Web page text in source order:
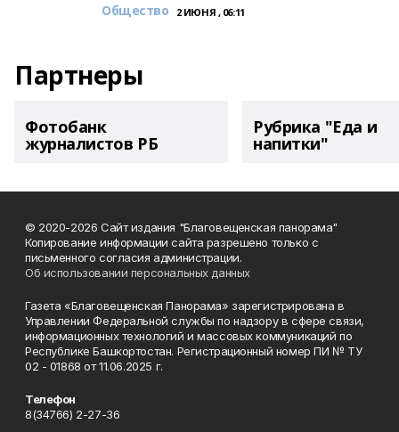
Общество 2 ИЮНЯ , 06:11
Партнеры
Фотобанк
журналистов РБ
Рубрика "Еда и
напитки"
© 2020-2026 Сайт издания "Благовещенская панорама"
Копирование информации сайта разрешено только с
письменного согласия администрации.
Об использовании персональных данных
Газета «Благовещенская Панорама» зарегистрирована в
Управлении Федеральной службы по надзору в сфере связи,
информационных технологий и массовых коммуникаций по
Республике Башкортостан. Регистрационный номер ПИ № ТУ
02 - 01868 от 11.06.2025 г.
Телефон
8(34766) 2-27-36